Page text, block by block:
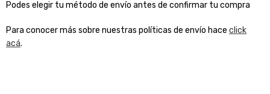
Podes elegir tu método de envío antes de confirmar tu compra
Para conocer más sobre nuestras políticas de envío hace click
acá.